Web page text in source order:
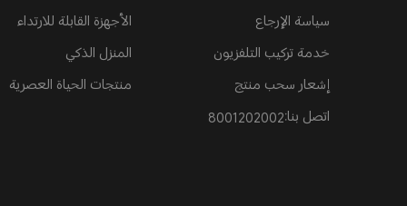
سياسة الإرجاع
خدمة تركيب التلفزيون
إشعار سحب منتج
اتصل بنا:8001202002
الأجهزة القابلة للارتداء
المنزل الذكي
منتجات الحياة العصرية